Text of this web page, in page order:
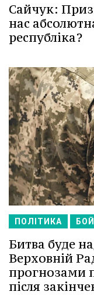
Сайчук:
нас
республіка?
ПОЛІТИКА
Битва буде
Верховній
прогнозами
після